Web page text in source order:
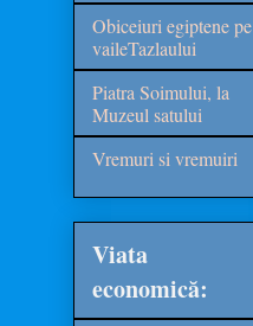
Obiceiuri egiptene pe
vaileTazlaului
Piatra Soimului, la
Muzeul satului
Vremuri si vremuiri
Viata
economică: